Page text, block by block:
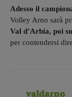
Adesso il
Volley Arno sarà
Val d’Arbia, poi
per contendersi